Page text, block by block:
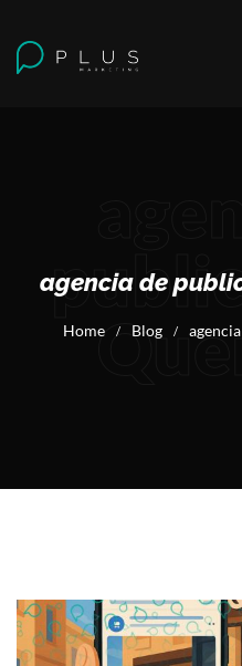
agencia de
Home / Blog /